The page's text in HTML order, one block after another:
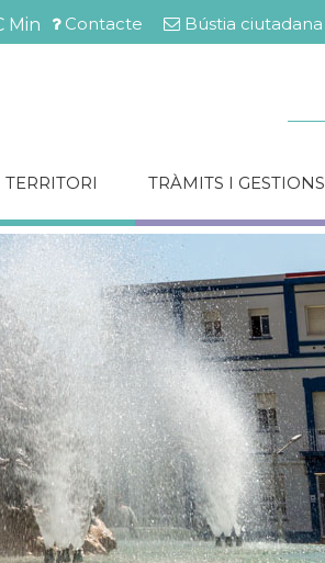
Menú
Contacte Bústia ciutadana
Min
TERRITORI TRÀMITS I GESTIONS